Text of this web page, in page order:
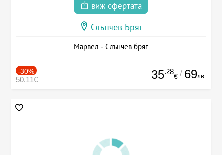
виж офертата
Слънчев Бряг
Марвел - Слънчев бряг
-30%
50.11€ 35.28
€ / 69лв.